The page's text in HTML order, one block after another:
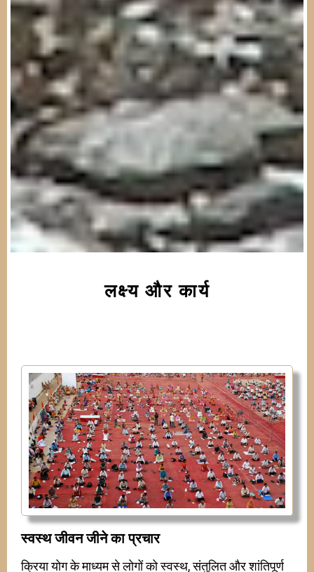
लक्ष्य और कार्य
स्वस्थ जीवन जीने का प्रचार
क्रिया योग के माध्यम से लोगों को स्वस्थ, संतुलित और शांतिपूर्ण